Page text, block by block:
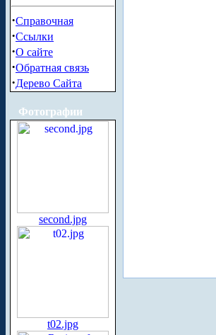
·Справочная
·Ссылки
·О сайте
·Обратная связь
·Дерево Сайта
Фотографии
second.jpg
t02.jpg